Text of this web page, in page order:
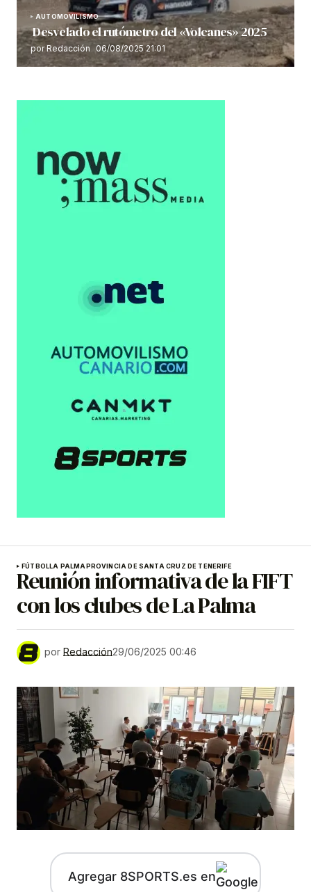
AUTOMOVILISMO
Desvelado el rutómetro del «Volcanes» 2025
por Redacción 06/08/2025 21:01
FÚTBOLLA PALMAPROVINCIA DE SANTA CRUZ DE TENERIFE
Reunión informativa de la FIFT
con los clubes de La Palma
por Redacción29/06/2025 00:46
Agregar 8SPORTS.es en